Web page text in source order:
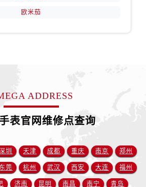
新疆维吾尔自治区石河子市北二路售后服务中心（需提前预约）
新疆维吾尔自治区双河市光明路售后服务中心（需提前预约）
新疆维吾尔自治区塔城市塔城地区闻琴路售后服务中心（需提前预约）
欧米茄
ADDRESS
表官网维修点查询
圳 天津 成都 重庆 南京 郑州
东莞 杭州 武汉 西安 大连 福州
济南 昆明 南昌 南宁 青岛